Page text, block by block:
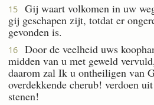
15
Gij waart volkomen in uw
gij geschapen zijt, totdat er
gevonden is.
16
Door de veelheid uws
midden van u met geweld
daarom zal Ik u ontheiligen van
overdekkende cherub! verdoen
stenen!